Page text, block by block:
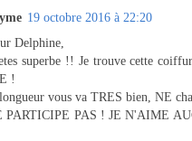
19 octobre 2016 à 22:20
Delphine,
superbe !! Je trouve cette
!
vous va TRES bien, NE
PARTICIPE PAS ! JE N'AIME